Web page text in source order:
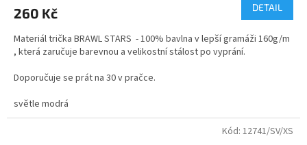
je
z
5
260 Kč DETAIL
Materiál trička BRAWL STARS - 100% bavlna v lepší gramáži 160g/m
, která zaručuje barevnou a velikostní stálost po vyprání.
Doporučuje se prát na 30 v pračce.
velikosti - dětské i dospělé
světle modrá
Kód: 12741/SV/XS